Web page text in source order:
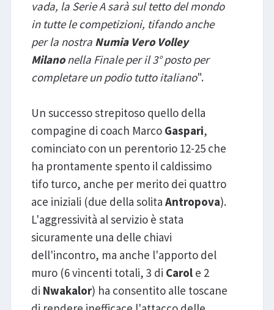
vada, la Serie A sarà sul tetto del mondo
in tutte le competizioni, tifando anche
per la nostra Numia Vero Volley
Milanonella Finale per il 3° posto per
completare un podio tutto italiano".
Un successo strepitoso quello della
compagine di coach Marco Gaspari,
cominciato con un perentorio 12-25 che
ha prontamente spento il caldissimo
tifo turco, anche per merito dei quattro
ace iniziali (due della solita Antropova).
L'aggressività al servizio è stata
sicuramente una delle chiavi
dell'incontro, ma anche l'apporto del
muro (6 vincenti totali, 3 di Carol e 2
di Nwakalor) ha consentito alle toscane